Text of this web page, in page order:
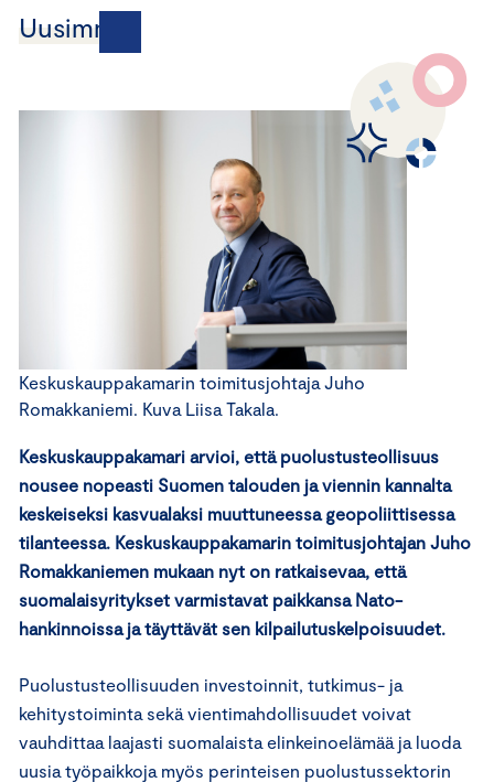
Uusimmat
Keskuskauppakamarin toimitusjohtaja Juho
Romakkaniemi. Kuva Liisa Takala.
Keskuskauppakamari arvioi, että puolustusteollisuus
nousee nopeasti Suomen talouden ja viennin kannalta
keskeiseksi kasvualaksi muuttuneessa geopoliittisessa
tilanteessa. Keskuskauppakamarin toimitusjohtajan Juho
Romakkaniemen mukaan nyt on ratkaisevaa, että
suomalaisyritykset varmistavat paikkansa Nato-
hankinnoissa ja täyttävät sen kilpailutuskelpoisuudet.
Puolustusteollisuuden investoinnit, tutkimus- ja
kehitystoiminta sekä vientimahdollisuudet voivat
vauhdittaa laajasti suomalaista elinkeinoelämää ja luoda
uusia työpaikkoja myös perinteisen puolustussektorin